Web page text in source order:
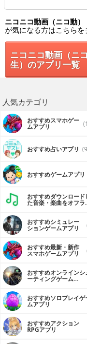
ニコニコ動画（ニコ動）
が気になる方はこちらを
ニコニコ動画（ニ
生）のアプリ一覧
人気カテゴリ
おすすめスマホゲー
ムアプリ
おすすめ占いアプリ
おすすめゲームアプリ
おすすめダウンロード
た音楽・楽曲をオフラ
おすすめシミュレー
ションゲームアプリ
おすすめ最新・新作
スマホゲームアプリ
おすすめオンラインシ
ーティングゲーム
おすすめソロプレイゲ
ムアプリ
おすすめアクション
RPGアプリ